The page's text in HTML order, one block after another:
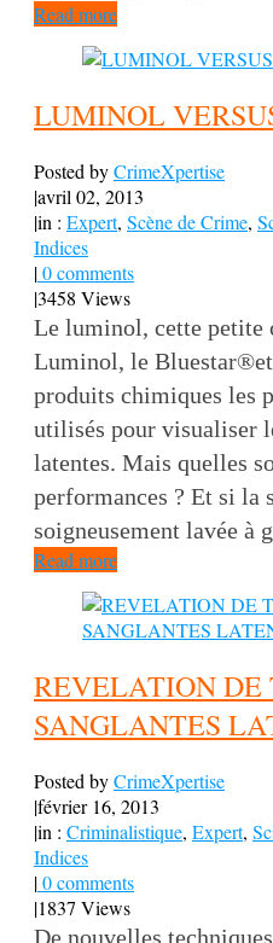
Read more
LUMINOL
Posted byCrimeXpertise
|avril 02, 2013
|in : Expert, Scène de Crime,
Indices
|0 comments
|3458 Views
Le luminol, cette petite
Luminol, le
produits chimiques les
utilisés pour visualiser
latentes. Mais quelles
performances ? Et si la
soigneusement lavée à
Read more
REVELATION DE
SANGLANTES
Posted byCrimeXpertise
|février 16, 2013
|in : Criminalistique, Expert,
Indices
|0 comments
|1837 Views
De nouvelles